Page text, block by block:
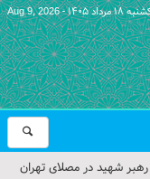
۱۸ مرداد ۱۴۰۵ - Aug 9, 2026
شهید در مصلای تهران